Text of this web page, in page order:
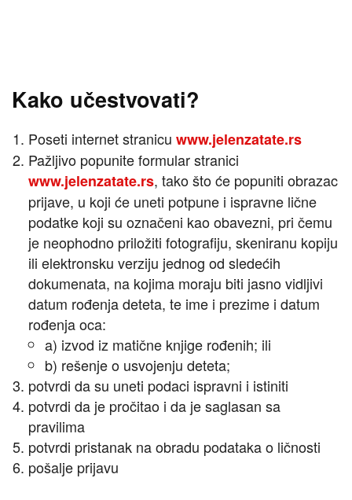
Kako učestvovati?
Poseti internet stranicu www.jelenzatate.rs
Pažljivo popunite formular stranici
www.jelenzatate.rs, tako što će popuniti obrazac
prijave, u koji će uneti potpune i ispravne lične
podatke koji su označeni kao obavezni, pri čemu
je neophodno priložiti fotografiju, skeniranu kopiju
ili elektronsku verziju jednog od sledećih
dokumenata, na kojima moraju biti jasno vidljivi
datum rođenja deteta, te ime i prezime i datum
rođenja oca:
a) izvod iz matične knjige rođenih; ili
b) rešenje o usvojenju deteta;
potvrdi da su uneti podaci ispravni i istiniti
potvrdi da je pročitao i da je saglasan sa
pravilima
potvrdi pristanak na obradu podataka o ličnosti
pošalje prijavu